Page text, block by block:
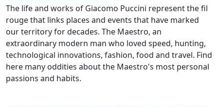
The life and works of Giacomo Puccini represent the fil
rouge that links places and events that have marked
our territory for decades. The Maestro, an
extraordinary modern man who loved speed, hunting,
technological innovations, fashion, food and travel. Find
here many oddities about the Maestro's most personal
passions and habits.